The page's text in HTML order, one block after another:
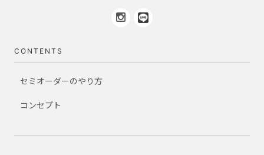
CONTENTS
セミオーダーのやり方
コンセプト